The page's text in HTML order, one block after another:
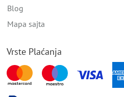
Blog
Mapa sajta
Vrste Plaćanja